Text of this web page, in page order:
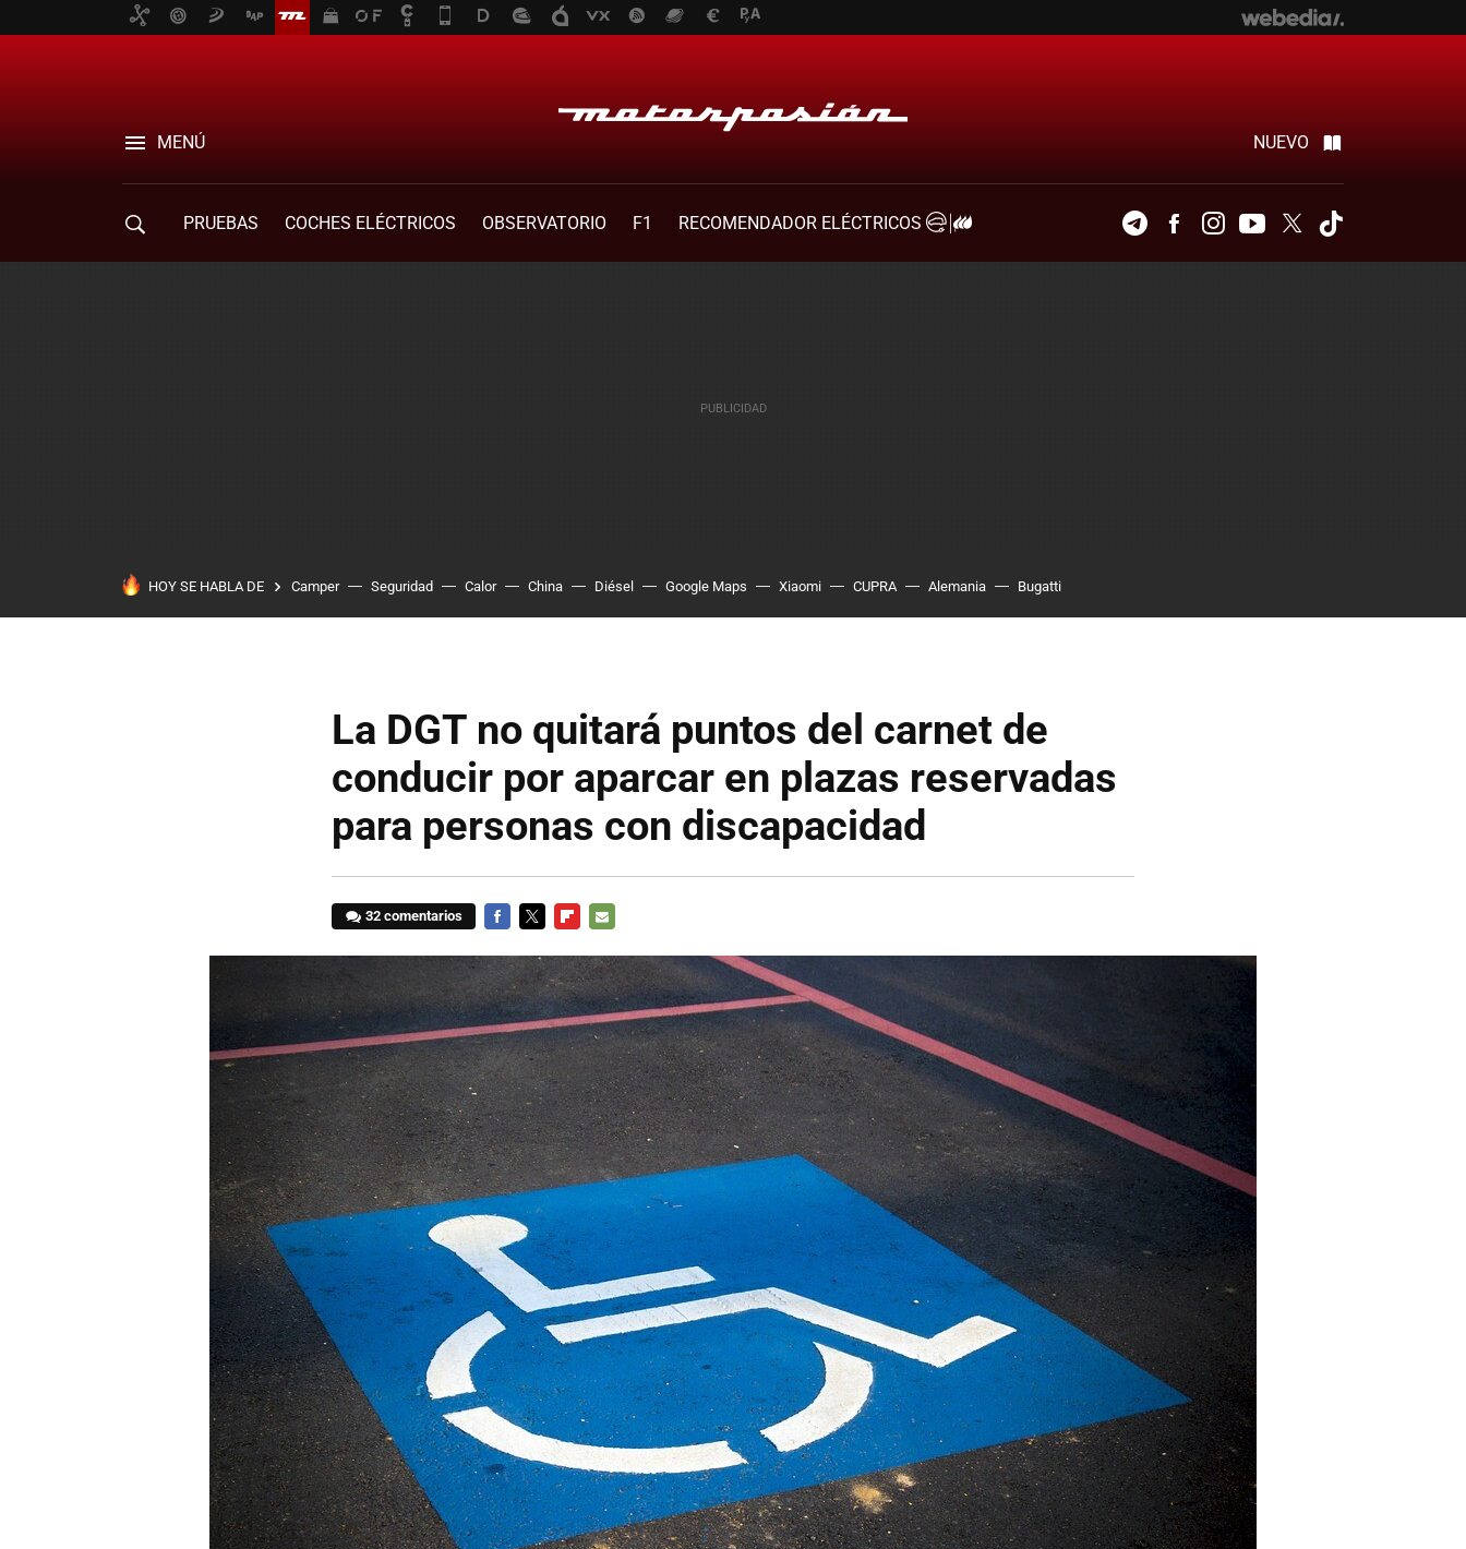
MENÚ NUEVO
PRUEBAS COCHES ELÉCTRICOS OBSERVATORIO F1
RECOMENDADOR ELÉCTRICOS
TelegramFacebookInstagramYoutubeTwitter
HOY SE HABLA DE Camper Seguridad Calor China Diésel Google Maps Xiaomi CUPRA Alemania Bugatti
La DGT no quitará puntos del carnet de
conducir por aparcar en plazas reservadas
para personas con discapacidad
32 comentarios
MAIL